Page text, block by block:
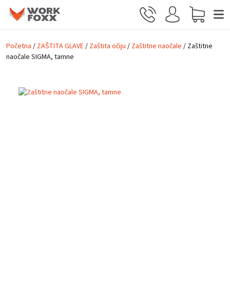
Početna / ZAŠTITA GLAVE/ Zaštita očiju / Zaštitne naočale / Zaštitne
naočale SIGMA, tamne